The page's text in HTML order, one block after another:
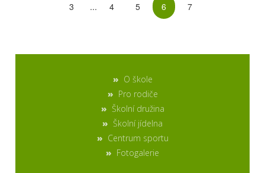
3 ... 4 5 6 7
O škole
Pro rodiče
Školní družina
Školní jídelna
Centrum sportu
Fotogalerie